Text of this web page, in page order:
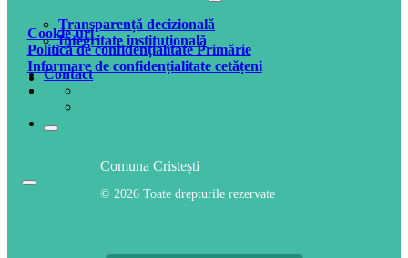
Transparență decizională
Integritate instituțională
Contact
Comuna Cristești
© 2026 Toate drepturile rezervate
Cookie-uri
Politică de confidențialitate Primărie
Informare de confidențialitate cetățeni